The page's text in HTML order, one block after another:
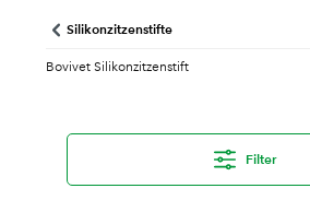
Silikonzitzenstifte
Bovivet Silikonzitzenstift
Filter